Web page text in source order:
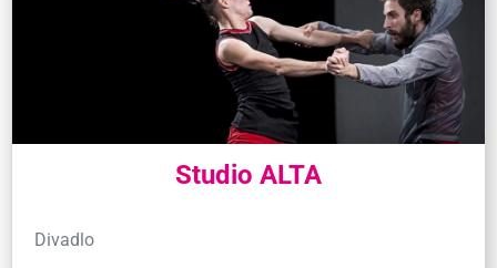
Studio ALTA
Divadlo